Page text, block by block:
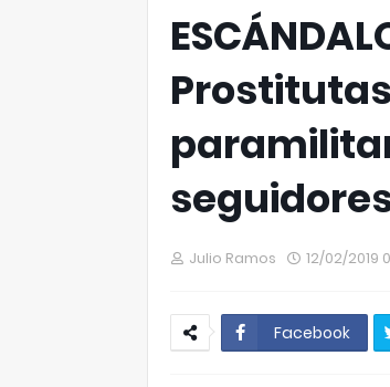
Julio Ramos 12/02/2019
Facebook